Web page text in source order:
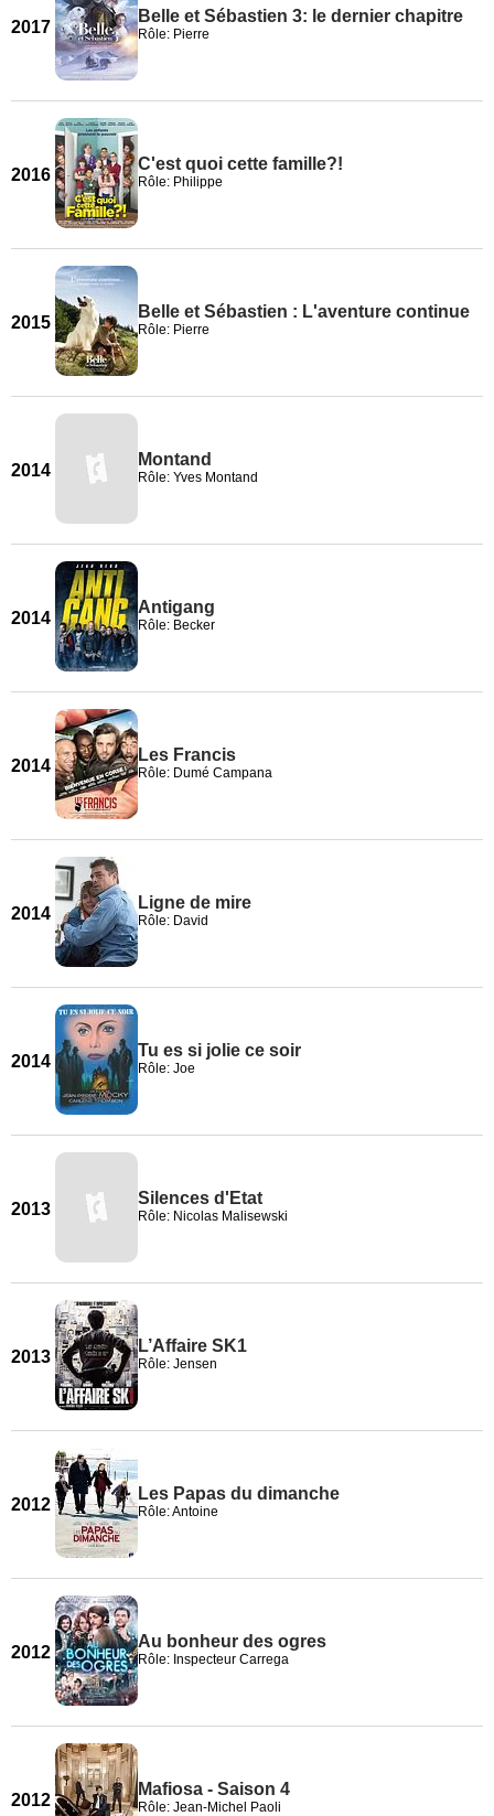
2017
Belle et Sébastien 3: le dernier chapitre
Rôle: Pierre
2016
C'est quoi cette famille?!
Rôle: Philippe
2015
Belle et Sébastien : L'aventure continue
Rôle: Pierre
2014
Montand
Rôle: Yves Montand
2014
Antigang
Rôle: Becker
2014
Les Francis
Rôle: Dumé Campana
2014
Ligne de mire
Rôle: David
2014
Tu es si jolie ce soir
Rôle: Joe
2013
Silences d'Etat
Rôle: Nicolas Malisewski
2013
L’Affaire SK1
Rôle: Jensen
2012
Les Papas du dimanche
Rôle: Antoine
2012
Au bonheur des ogres
Rôle: Inspecteur Carrega
2012
Mafiosa - Saison 4
Rôle: Jean-Michel Paoli